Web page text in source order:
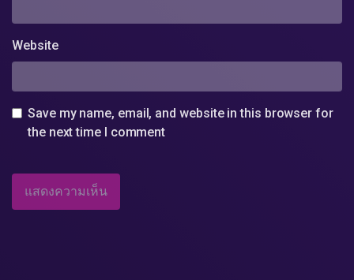
Website
Save my name, email, and website in this browser for
the next time I comment